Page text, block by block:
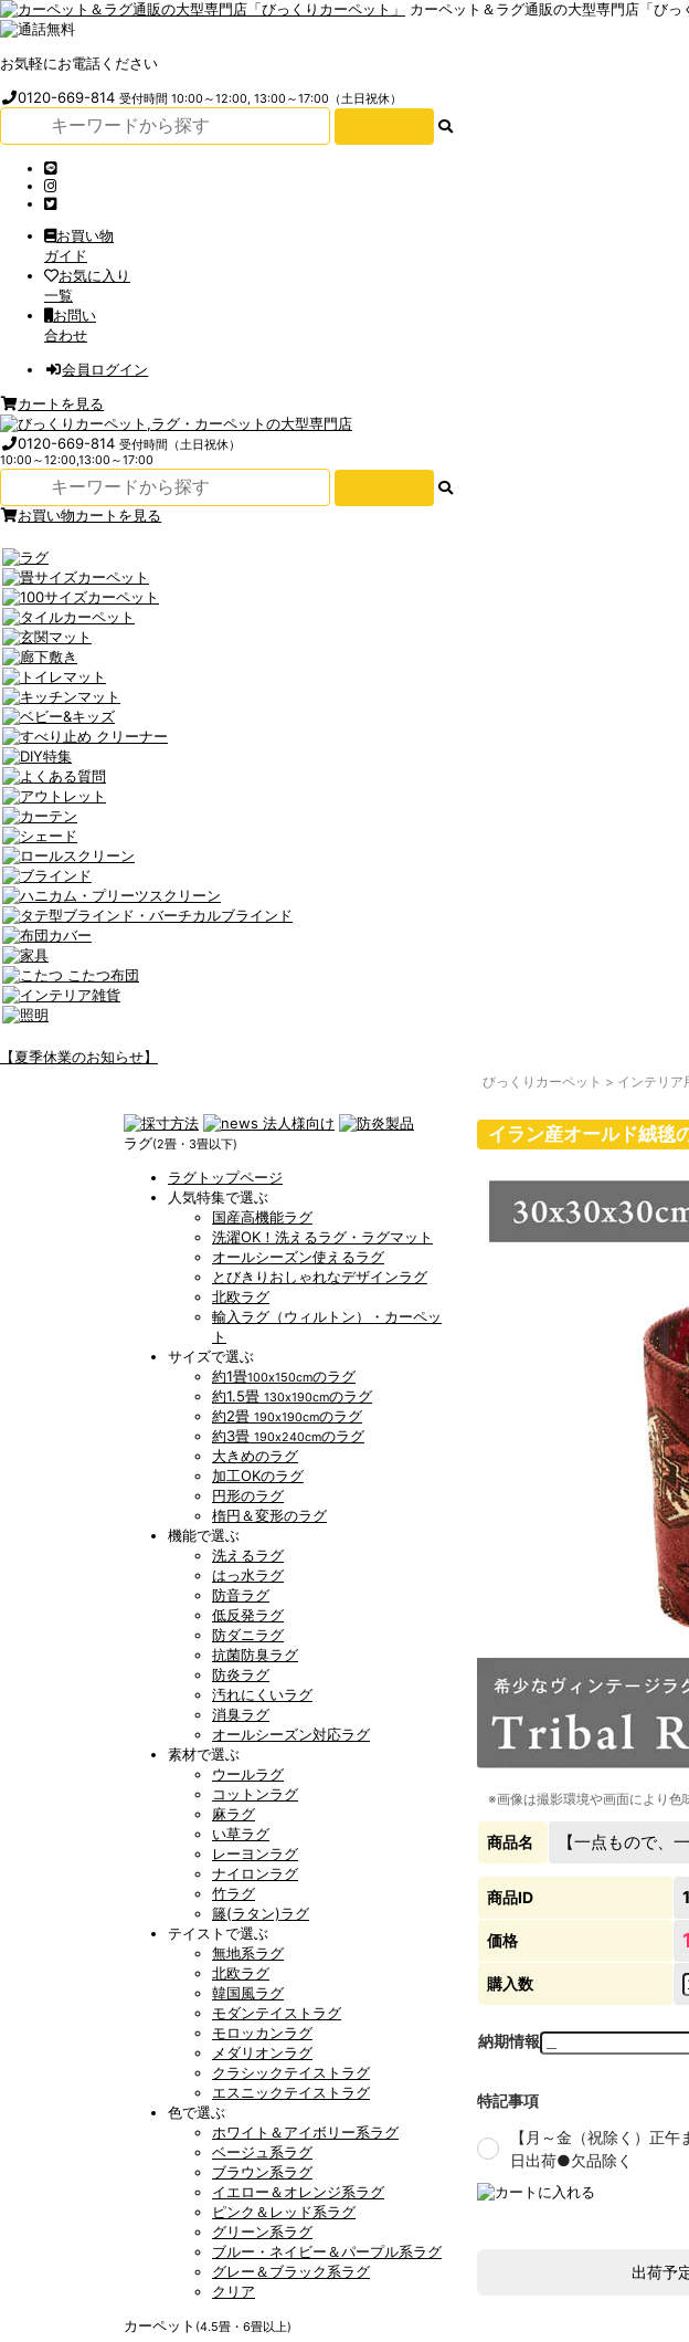
カーペット＆ラグ通販の大型専門店「びっ
お気軽にお電話ください
0120-669-814受付時間 10:00～12:00, 13:00～17:00（土日祝休）
お買い物
ガイド
お気に入り
一覧
お問い
合わせ
会員ログイン
カートを見る
0120-669-814受付時間（土日祝休）
10:00～12:00,13:00～17:00
お買い物カートを見る
【夏季休業のお知らせ】
ラグ(2畳・3畳以下)
ラグトップページ
人気特集で選ぶ
国産高機能ラグ
洗濯OK！洗えるラグ・ラグマット
オールシーズン使えるラグ
とびきりおしゃれなデザインラグ
北欧ラグ
輸入ラグ（ウィルトン）・カーペッ
ト
サイズで選ぶ
約1畳100x150cmのラグ
約1.5畳 130x190cmのラグ
約2畳 190x190cmのラグ
約3畳 190x240cmのラグ
大きめのラグ
加工OKのラグ
円形のラグ
楕円＆変形のラグ
機能で選ぶ
洗えるラグ
はっ水ラグ
防音ラグ
低反発ラグ
防ダニラグ
抗菌防臭ラグ
防炎ラグ
汚れにくいラグ
消臭ラグ
オールシーズン対応ラグ
素材で選ぶ
ウールラグ
コットンラグ
麻ラグ
い草ラグ
レーヨンラグ
ナイロンラグ
竹ラグ
籐(ラタン)ラグ
テイストで選ぶ
無地系ラグ
北欧ラグ
韓国風ラグ
モダンテイストラグ
モロッカンラグ
メダリオンラグ
クラシックテイストラグ
エスニックテイストラグ
色で選ぶ
ホワイト＆アイボリー系ラグ
ベージュ系ラグ
ブラウン系ラグ
イエロー＆オレンジ系ラグ
ピンク＆レッド系ラグ
グリーン系ラグ
ブルー・ネイビー＆パープル系ラグ
グレー＆ブラック系ラグ
クリア
カーペット (4.5畳・6畳以上)
びっくりカーペット > インテリア
イラン産オールド絨毯
※画像は撮影環境や画面により色
商品名 【一点もので
商品ID
価格
購入数
納期情報
特記事項
【月～金（祝除く）正
日出荷●欠品除く
出荷予